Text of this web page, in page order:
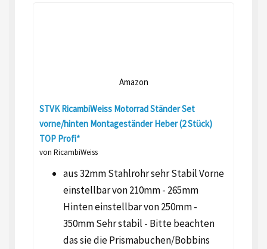
Amazon
STVK RicambiWeiss Motorrad Ständer Set
vorne/hinten Montageständer Heber (2 Stück)
TOP Profi*
von RicambiWeiss
aus 32mm Stahlrohr sehr Stabil Vorne
einstellbar von 210mm - 265mm
Hinten einstellbar von 250mm -
350mm Sehr stabil - Bitte beachten
das sie die Prismabuchen/Bobbins